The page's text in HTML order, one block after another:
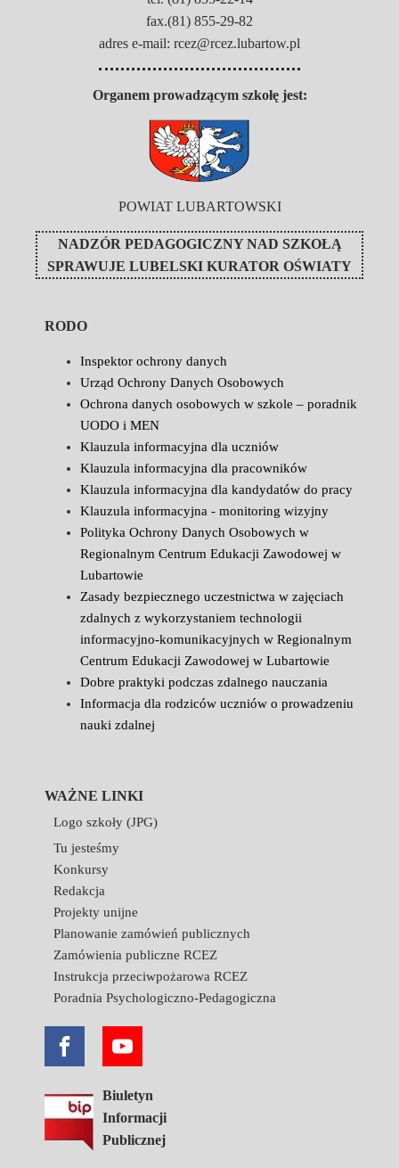
fax.(81) 855-29-82
adres e-mail: rcez@rcez.lubartow.pl
Organem prowadzącym szkołę jest:
POWIAT LUBARTOWSKI
NADZÓR PEDAGOGICZNY NAD SZKOŁĄ
SPRAWUJE LUBELSKI KURATOR OŚWIATY
RODO
Inspektor ochrony danych
Urząd Ochrony Danych Osobowych
Ochrona danych osobowych w szkole – poradnik
UODO i MEN
Klauzula informacyjna dla uczniów
Klauzula informacyjna dla pracowników
Klauzula informacyjna dla kandydatów do pracy
Klauzula informacyjna - monitoring wizyjny
Polityka Ochrony Danych Osobowych w
Regionalnym Centrum Edukacji Zawodowej w
Lubartowie
Zasady bezpiecznego uczestnictwa w zajęciach
zdalnych z wykorzystaniem technologii
informacyjno-komunikacyjnych w Regionalnym
Centrum Edukacji Zawodowej w Lubartowie
Dobre praktyki podczas zdalnego nauczania
Informacja dla rodziców uczniów o prowadzeniu
nauki zdalnej
WAŻNE LINKI
Logo szkoły (JPG)
Tu jesteśmy
Konkursy
Redakcja
Projekty unijne
Planowanie zamówień publicznych
Zamówienia publiczne RCEZ
Instrukcja przeciwpożarowa RCEZ
Poradnia Psychologiczno-Pedagogiczna
Biuletyn
Informacji
Publicznej